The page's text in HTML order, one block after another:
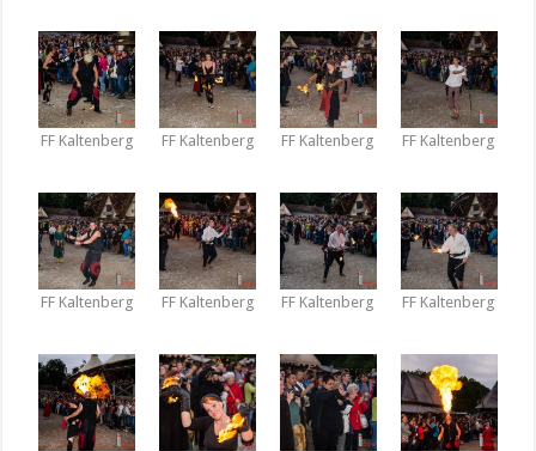
FF Kaltenberg FF Kaltenberg FF Kaltenberg FF Kaltenberg
FF Kaltenberg FF Kaltenberg FF Kaltenberg FF Kaltenberg